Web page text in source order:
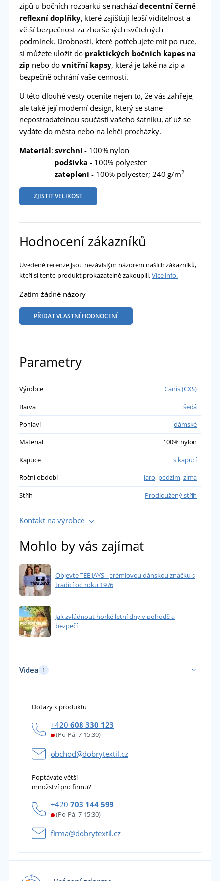
zipů u bočních rozparků se nachází decentní černé
reflexní doplňky, které zajišťují lepší viditelnost a
větší bezpečnost za zhoršených světelných
podmínek. Drobnosti, které potřebujete mít po ruce,
si můžete uložit do praktických bočních kapes na
zip nebo do vnitřní kapsy, která je také na zip a
bezpečně ochrání vaše cennosti.
U této dlouhé vesty oceníte nejen to, že vás zahřeje,
ale také její moderní design, který se stane
nepostradatelnou součástí vašeho šatníku, ať už se
vydáte do města nebo na lehčí procházky.
Materiál: svrchní- 100% nylon
podšívka - 100% polyester
zateplení- 100% polyester; 240 g/m2
ZJISTIT VELIKOST
Hodnocení zákazníků
Uvedené recenze jsou nezávislým názorem našich zákazníků,
kteří si tento produkt prokazatelně zakoupili.Více info.
Zatím žádné názory
PŘIDAT VLASTNÍ HODNOCENÍ
Parametry
Výrobce
Canis (CXS)
Barva
šedá
Pohlaví
dámské
Materiál
100% nylon
Kapuce
s kapucí
Roční období
jaro, podzim,zima
Střih
Prodloužený střih
Kontakt na výrobce
Mohlo by vás zajímat
Objevte TEE JAYS - prémiovou dánskou značku s
tradicí od roku 1976
Jak zvládnout horké letní dny v pohodě a
bezpečí
Videa 1
Dotazy k produktu
+420 608 330 123
(Po-Pá, 7-15:30)
obchod@dobrytextil.cz
Poptáváte větší
množství pro firmu?
+420 703 144 599
(Po-Pá, 7-15:30)
firma@dobrytextil.cz